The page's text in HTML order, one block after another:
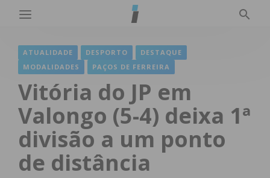
ATUALIDADE DESPORTO
DESTAQUE
MODALIDADES
PAÇOS DE FERREIRA
Vitória do JP em
Valongo (5-4) deixa 1ª
divisão a um ponto
de distância